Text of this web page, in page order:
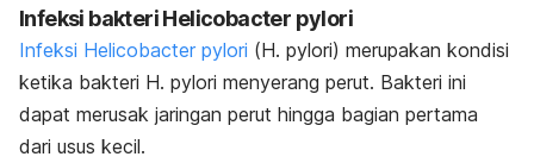
Infeksi bakteriHelicobacter pylori
Infeksi Helicobacter pylori (H. pylori) merupakan kondisi
ketika bakteri H. pylori menyerang perut. Bakteri ini
dapat merusak jaringan perut hingga bagian pertama
dari usus kecil.